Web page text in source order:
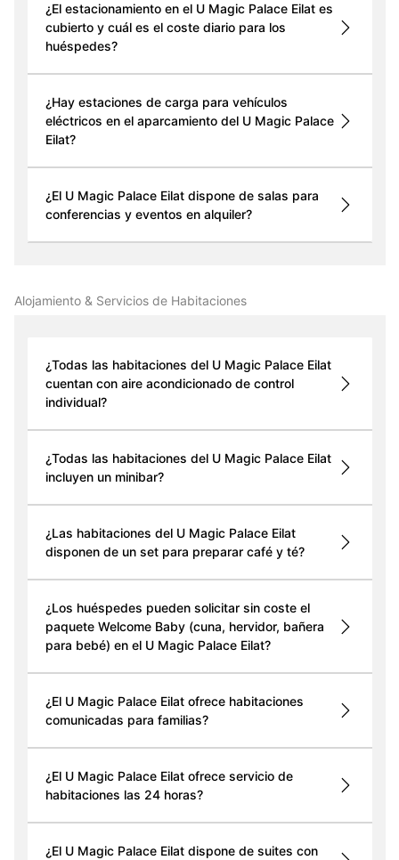
¿El estacionamiento en el U Magic Palace Eilat es
cubierto y cuál es el coste diario para los
huéspedes?
¿Hay estaciones de carga para vehículos
eléctricos en el aparcamiento del U Magic Palace
Eilat?
¿El U Magic Palace Eilat dispone de salas para
conferencias y eventos en alquiler?
Alojamiento & Servicios de Habitaciones
¿Todas las habitaciones del U Magic Palace Eilat
cuentan con aire acondicionado de control
individual?
¿Todas las habitaciones del U Magic Palace Eilat
incluyen un minibar?
¿Las habitaciones del U Magic Palace Eilat
disponen de un set para preparar café y té?
¿Los huéspedes pueden solicitar sin coste el
paquete Welcome Baby (cuna, hervidor, bañera
para bebé) en el U Magic Palace Eilat?
¿El U Magic Palace Eilat ofrece habitaciones
comunicadas para familias?
¿El U Magic Palace Eilat ofrece servicio de
habitaciones las 24 horas?
¿El U Magic Palace Eilat dispone de suites con